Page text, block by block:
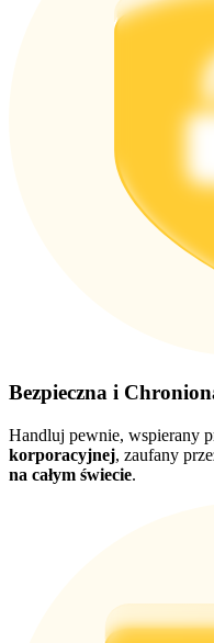
Bezpieczna i
Handluj pewnie, wspierany
korporacyjnej, zaufany
na całym świecie.